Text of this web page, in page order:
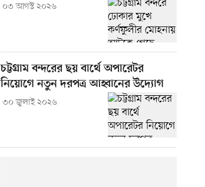
০৩ আগস্ট ২০২৬
চট্টগ্রাম বন্দরের ছয় বার্থে অপারেটর
নিয়োগে নতুন দরপত্র আহ্বানের উদ্যোগ
৩০ জুলাই ২০২৬